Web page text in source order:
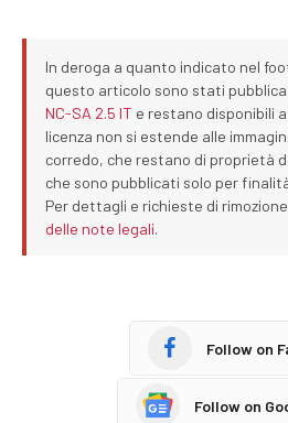
In deroga a quanto indicato nel
questo articolo sono stati
NC-SA 2.5 IT e restano disponibili
licenza non si estende alle
corredo, che restano di proprietà
che sono pubblicati solo per
Per dettagli e richieste di
delle note legali.
Follow on
Follow on